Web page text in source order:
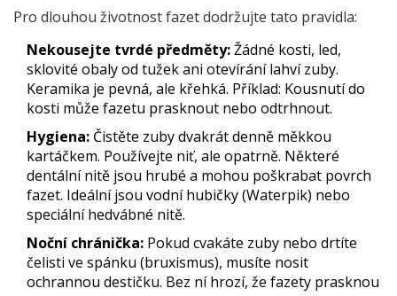
Pro dlouhou životnost fazet dodržujte tato pravidla:
Nekousejte tvrdé předměty:Žádné kosti, led,
sklovité obaly od tužek ani otevírání lahví zuby.
Keramika je pevná, ale křehká. Příklad: Kousnutí do
kosti může fazetu prasknout nebo odtrhnout.
Hygiena: Čistěte zuby dvakrát denně měkkou
kartáčkem. Používejte niť, ale opatrně. Některé
dentální nitě jsou hrubé a mohou poškrabat povrch
fazet. Ideální jsou vodní hubičky (Waterpik) nebo
speciální hedvábné nitě.
Noční chránička: Pokud cvakáte zuby nebo drtíte
čelisti ve spánku (bruxismus), musíte nosit
ochrannou destičku. Bez ní hrozí, že fazety prasknou